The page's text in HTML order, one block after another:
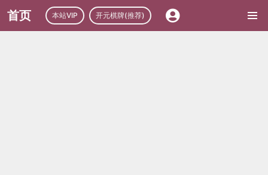
首页 本站VIP 开元棋牌(推荐)